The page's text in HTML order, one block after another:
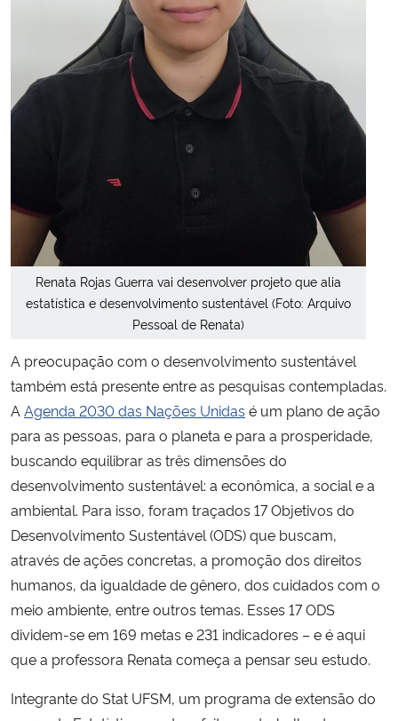
Renata Rojas Guerra vai desenvolver projeto que alia
estatística e desenvolvimento sustentável (Foto: Arquivo
Pessoal de Renata)
A preocupação com o desenvolvimento sustentável
também está presente entre as pesquisas contempladas.
A Agenda 2030 das Nações Unidas é um plano de ação
para as pessoas, para o planeta e para a prosperidade,
buscando equilibrar as três dimensões do
desenvolvimento sustentável: a econômica, a social e a
ambiental. Para isso, foram traçados 17 Objetivos do
Desenvolvimento Sustentável (ODS) que buscam,
através de ações concretas, a promoção dos direitos
humanos, da igualdade de gênero, dos cuidados com o
meio ambiente, entre outros temas. Esses 17 ODS
dividem-se em 169 metas e 231 indicadores – e é aqui
que a professora Renata começa a pensar seu estudo.
Integrante do Stat UFSM, um programa de extensão do